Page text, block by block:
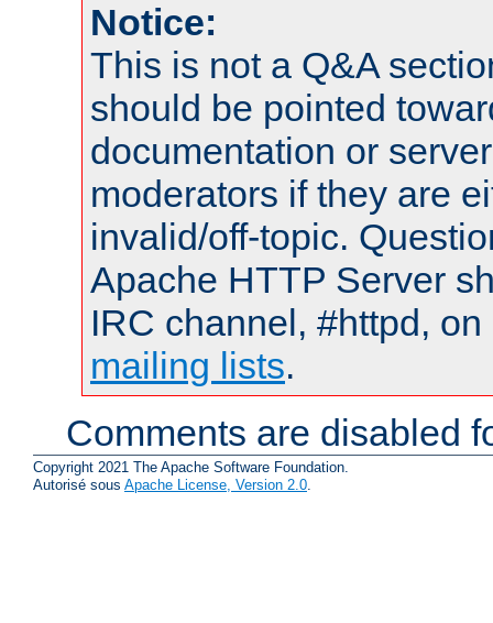
Notice:
This is not a Q&A
should be pointed
documentation or
moderators if they are
invalid/off-topic.
Apache HTTP Server
IRC channel, #httpd,
mailing lists.
Comments are disabled
Copyright 2021 The Apache Software Foundation.
Autorisé sous Apache License, Version 2.0